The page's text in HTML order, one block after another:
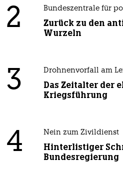
2 Bundeszentrale für
Zurück zu den
Wurzeln
3 Drohnenvorfall am
Das Zeitalter der
Kriegsführung
4 Nein zum Zivildienst
Hinterlistiger
Bundesregierung